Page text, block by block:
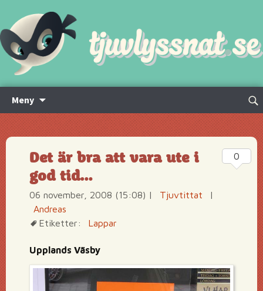
Meny
innehåll
Sök
Det är bra att vara ute i
god tid…
06 november, 2008 (15:08) | Tjuvtittat
|
Andreas
Etiketter:
Lappar
Upplands Väsby
0